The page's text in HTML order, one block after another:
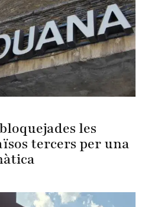
les
tercers per una